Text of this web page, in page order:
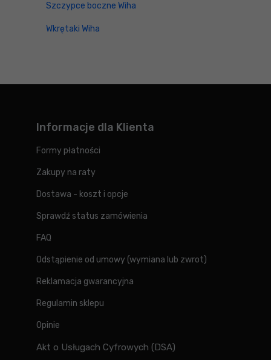
Szczypce boczne Wiha
Wkrętaki Wiha
Informacje dla Klienta
Formy płatności
Zakupy na raty
Dostawa - koszt i opcje
Sprawdź status zamówienia
FAQ
Odstąpienie od umowy (wymiana lub zwrot)
Reklamacja gwarancyjna
Regulamin sklepu
Opinie
Akt o Usługach Cyfrowych (DSA)